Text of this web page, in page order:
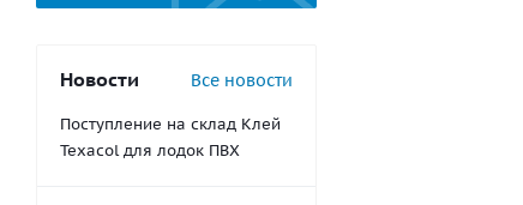
Новости Все новости
Поступление на склад Клей
Texacol для лодок ПВХ